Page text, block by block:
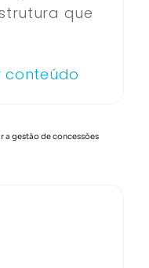
que
conteúdo